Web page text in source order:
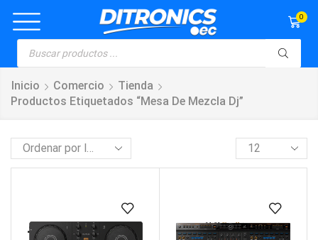
0
Inicio Comercio
Tienda
Productos Etiquetados “mesa De Mezcla Dj”